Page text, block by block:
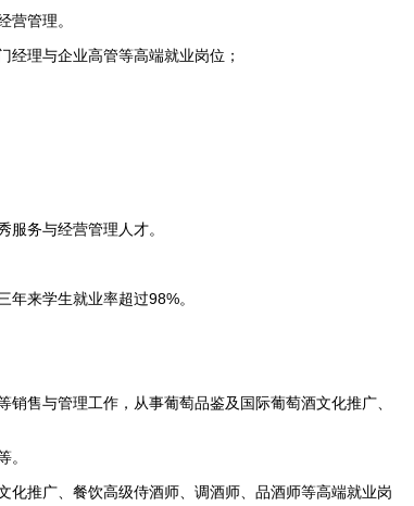
营管理。
经理与企业高管等高端就业岗位；
务与经营管理人才。
来学生就业率超过98%。
售与管理工作，从事葡萄品鉴及国际葡萄酒文化推广、
。
化推广、餐饮高级侍酒师、调酒师、品酒师等高端就业岗